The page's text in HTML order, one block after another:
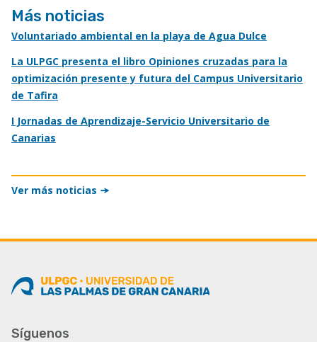
Más noticias
Voluntariado ambiental en la playa de Agua Dulce
La ULPGC presenta el libro Opiniones cruzadas para la
optimización presente y futura del Campus Universitario
de Tafira
I Jornadas de Aprendizaje-Servicio Universitario de
Canarias
Ver más noticias
Síguenos